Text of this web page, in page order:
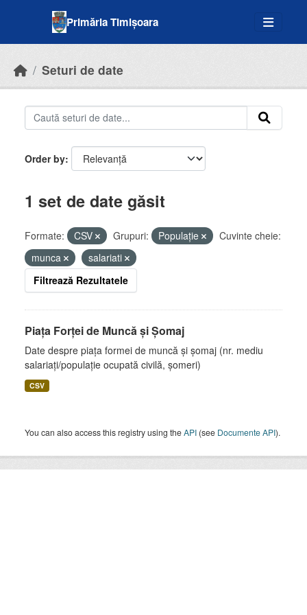
Primăria Timișoara
Seturi de date
Order by
1 set de date găsit
Formate: CSV Grupuri: Populație
Cuvinte cheie:
munca
salariati
Filtrează Rezultatele
Piața Forței de Muncă și Șomaj
Date despre piața formei de muncă și șomaj (nr. mediu
salariați/populație ocupată civilă, șomeri)
CSV
You can also access this registry using theAPI (see Documente API).